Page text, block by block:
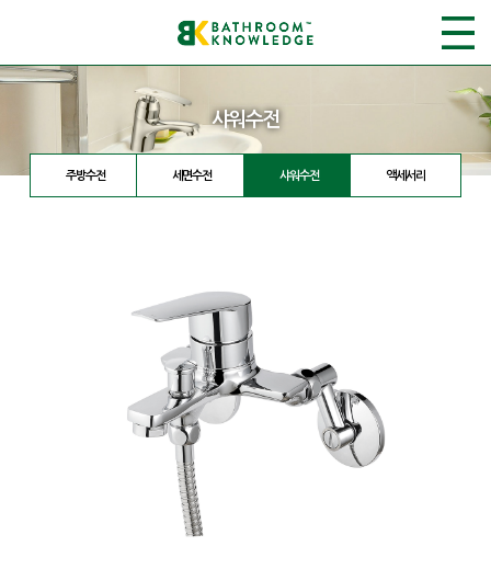
샤워수전
주방수전 세면수전 샤워수전 액세서리